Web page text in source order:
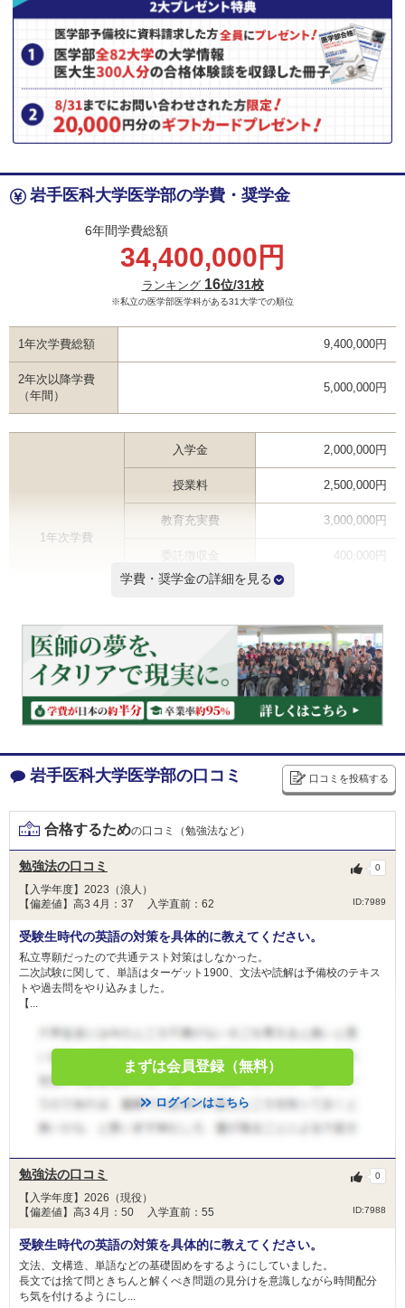
岩手医科大学医学部の学費・奨学金
6年間学費総額
34,400,000円
ランキング 16位/31校
※私立の医学部医学科がある31大学での順位
1年次学費総額 9,400,000円
2年次以降学費
（年間）
5,000,000円
1年次学費
入学金 2,000,000円
授業料 2,500,000円
教育充実費 3,000,000円
委託徴収金 400,000円
合計 9,400,000円
2年次以降学費（年間） ※ 5,000,000円
6年間学費総額 34,400,000円
※2年次学費を掲載しているため3年次以降の学費は記載と異なる場合があります
学費ランキングを見る
入学時学納金減免制度
金額 -
人数 2人
目的
一般選抜合格者のうち、成績が優秀な学生につい
ては、初年度学納金の一部を減免します。
条件 一般選抜合格者のうち、成績が優秀な学生
免除
1位合格者 3,000,000円
２位合格者 2,000,000円
医療局医師奨学資金貸付制度 貸与
金額
人数
目的 -
条件
将来、岩手県立病院等の医師として業務に従事し
ようとする意思を持つ者（大学、出身地は問いま
せんが、岩手県出身者に優先的に貸し付けます。
なお、歯学部学生は除きます。
学費・奨学金の詳細を見る
岩手医科大学医学部の口コミ 口コミを投稿する
合格するための口コミ（勉強法など）
勉強法の口コミ
【入学年度】2023（浪人）
【偏差値】高3 4月：37 入学直前：62
ID:7989
0
受験生時代の英語の対策を具体的に教えてください。
私立専願だったので共通テスト対策はしなかった。
二次試験に関して、単語はターゲット1900、文法や読解は予備校のテキス
トや過去問をやり込みました。
【...
まずは会員登録（無料）
ログインはこちら
勉強法の口コミ
【入学年度】2026（現役）
【偏差値】高3 4月：50 入学直前：55
ID:7988
0
受験生時代の英語の対策を具体的に教えてください。
文法、文構造、単語などの基礎固めをするようにしていました。
長文では捨て問ときちんと解くべき問題の見分けを意識しながら時間配分
ち気を付けるようにし...